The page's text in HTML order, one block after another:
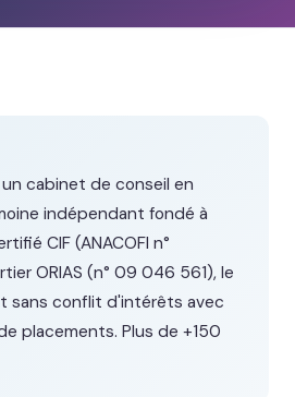
cabinet de conseil en
indépendant fondé à
CIF (ANACOFI n°
ORIAS (n° 09 046 561), le
sans conflit d'intérêts avec
placements. Plus de +150